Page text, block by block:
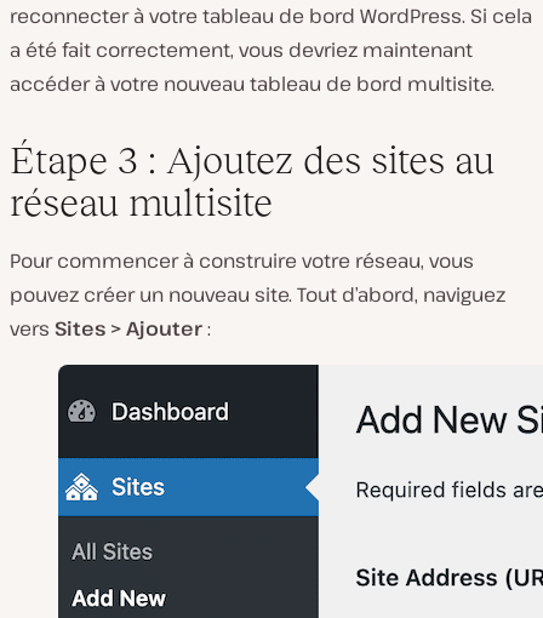
reconnecter à votre tableau de bord WordPress. Si cela
a été fait correctement, vous devriez maintenant
accéder à votre nouveau tableau de bord multisite.
Étape 3 : Ajoutez des sites au
réseau multisite
Pour commencer à construire votre réseau, vous
pouvez créer un nouveau site. Tout d’abord, naviguez
vers Sites > Ajouter: